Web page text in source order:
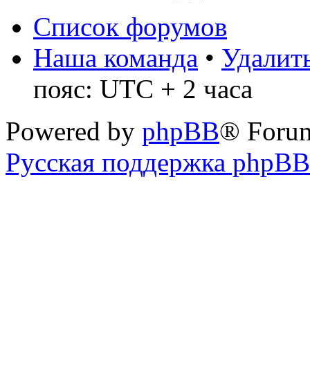
Список форумов
Наша команда •
пояс: UTC + 2 часа
Powered by phpBB®
Русская поддержка phpBB